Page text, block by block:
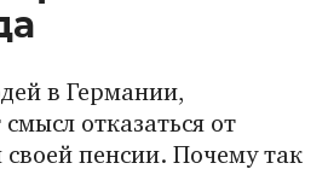
в Германии,
отказаться от
пенсии. Почему так